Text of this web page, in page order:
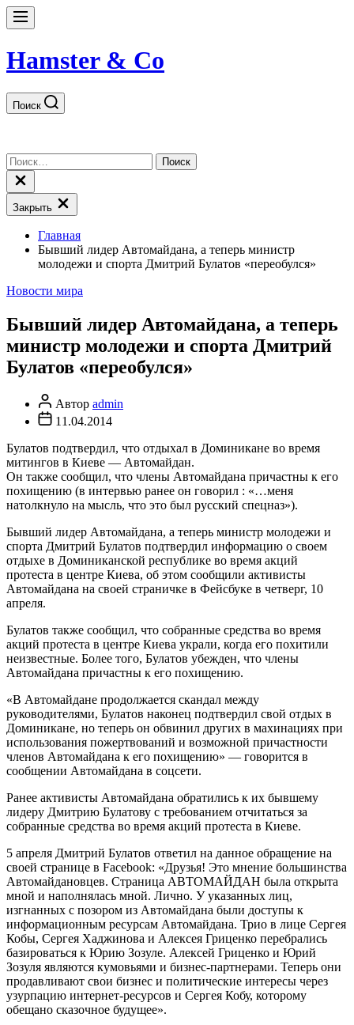
Перейти
к
Меню
Hamster & Co
Поиск
Найти:
Закрыть
поиск
Закрыть
Главная
Бывший лидер Автомайдана, а теперь министр
молодежи и спорта Дмитрий Булатов «переобулся»
Рубрики
Новости мира
Бывший лидер Автомайдана, а теперь
министр молодежи и спорта Дмитрий
Булатов «переобулся»
Автор
записи
Автор admin
Дата11.04.2014
Булатов подтвердил, что отдыхал в Доминикане во время
митингов в Киеве — Автомайдан.
Он также сообщил, что члены Автомайдана причастны к его
похищению (в интервью ранее он говорил : «…меня
натолкнуло на мысль, что это был русский спецназ»).
Бывший лидер Автомайдана, а теперь министр молодежи и
спорта Дмитрий Булатов подтвердил информацию о своем
отдыхе в Доминиканской республике во время акций
протеста в центре Киева, об этом сообщили активисты
Автомайдана на своей страничке в Фейсбуке в четверг, 10
апреля.
Булатов также сообщил, что собранные средства во время
акций протеста в центре Киева украли, когда его похитили
неизвестные. Более того, Булатов убежден, что члены
Автомайдана причастны к его похищению.
«В Автомайдане продолжается скандал между
руководителями, Булатов наконец подтвердил свой отдых в
Доминикане, но теперь он обвинил других в махинациях при
использования пожертвований и возможной причастности
членов Автомайдана к его похищению» — говорится в
сообщении Автомайдана в соцсети.
Ранее активисты Автомайдана обратились к их бывшему
лидеру Дмитрию Булатову с требованием отчитаться за
собранные средства во время акций протеста в Киеве.
5 апреля Дмитрий Булатов ответил на данное обращение на
своей странице в Facebook: «Друзья! Это мнение большинства
Автомайдановцев. Страница АВТОМАЙДАН была открыта
мной и наполнялась мной. Лично. У указанных лиц,
изгнанных с позором из Автомайдана были доступы к
информационным ресурсам Автомайдана. Трио в лице Сергея
Кобы, Сергея Хаджинова и Алексея Гриценко перебрались
базироваться к Юрию Зозуле. Алексей Гриценко и Юрий
Зозуля являются кумовьями и бизнес-партнерами. Теперь они
продавливают свои бизнес и политические интересы через
узурпацию интернет-ресурсов и Сергея Кобу, которому
обещано сказочное будущее».